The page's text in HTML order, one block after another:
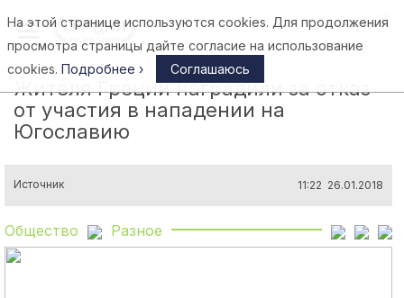
Афины
Жителя Греции наградили за отказ
от участия в нападении на
Югославию
Источник 11:22 26.01.2018
Общество Разное
На этой странице используются cookies. Для продолжения
просмотра страницы дайте согласие на использование
cookies. Подробнее › Соглашаюсь